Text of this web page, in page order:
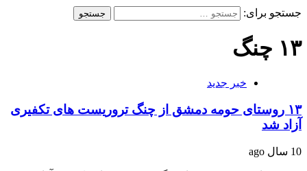
جستجو برای:
۱۳ چنگ
خبر جدید
۱۳ روستای حومه دمشق از چنگ تروریست های تکفیری
آزاد شد
10 سال ago